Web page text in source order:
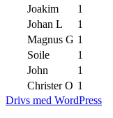
Joakim
1
Johan L
1
Magnus G 1
Soile
1
John
1
Christer O 1
Drivs med WordPress